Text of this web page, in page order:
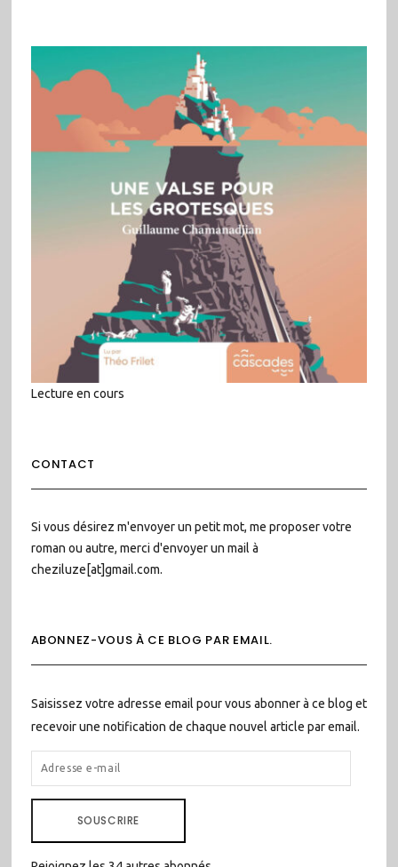
Lecture en cours
CONTACT
Si vous désirez m'envoyer un petit mot, me proposer votre
roman ou autre, merci d'envoyer un mail à
cheziluze[at]gmail.com.
ABONNEZ-VOUS À CE BLOG PAR EMAIL.
Saisissez votre adresse email pour vous abonner à ce blog et
recevoir une notification de chaque nouvel article par email.
ADRESSE
E-
SOUSCRIRE